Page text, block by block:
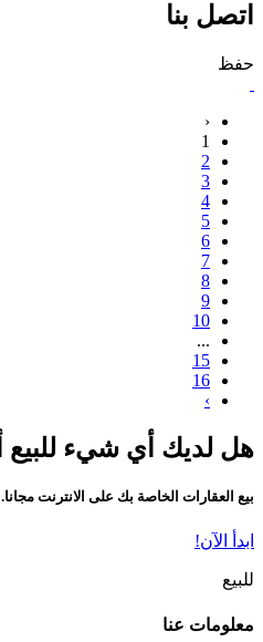
اتصل بنا
حفظ
‹
1
2
3
4
5
6
7
8
9
10
...
15
16
›
هل لديك أي شيء للبيع
بيع العقارات الخاصة بك على الانترنت
ابدأ الآن!
للبيع
معلومات عنا